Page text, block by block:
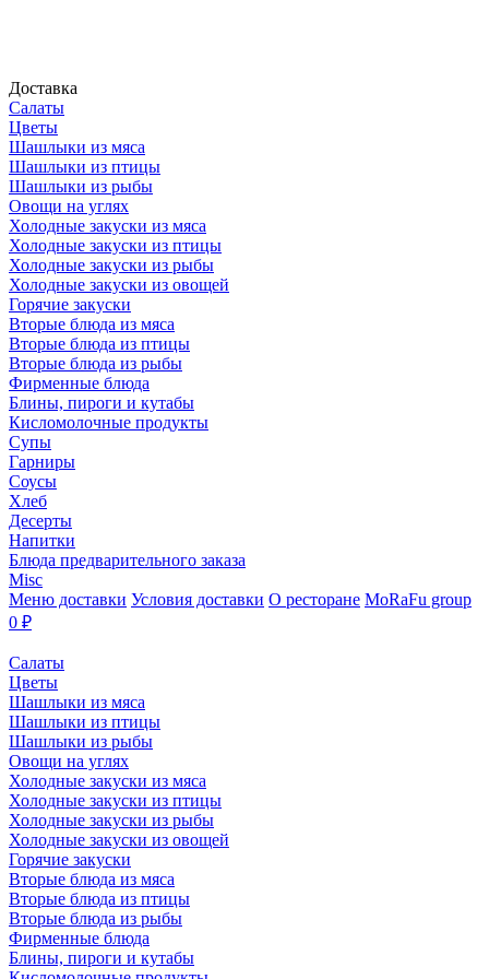
Доставка
Салаты
Цветы
Шашлыки из мяса
Шашлыки из птицы
Шашлыки из рыбы
Овощи на углях
Холодные закуски из мяса
Холодные закуски из птицы
Холодные закуски из рыбы
Холодные закуски из овощей
Горячие закуски
Вторые блюда из мяса
Вторые блюда из птицы
Вторые блюда из рыбы
Фирменные блюда
Блины, пироги и кутабы
Кисломолочные продукты
Супы
Гарниры
Соусы
Хлеб
Десерты
Напитки
Блюда предварительного заказа
Misc
Меню доставки Условия доставки О ресторане MoRaFu group
0 ₽
Салаты
Цветы
Шашлыки из мяса
Шашлыки из птицы
Шашлыки из рыбы
Овощи на углях
Холодные закуски из мяса
Холодные закуски из птицы
Холодные закуски из рыбы
Холодные закуски из овощей
Горячие закуски
Вторые блюда из мяса
Вторые блюда из птицы
Вторые блюда из рыбы
Фирменные блюда
Блины, пироги и кутабы